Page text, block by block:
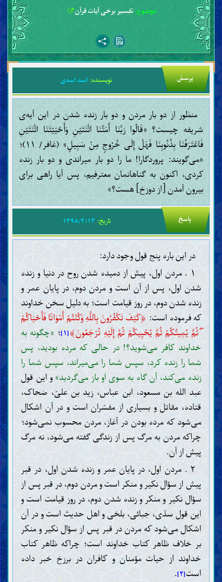
موضوع:تفسیر برخی آیات قرآن
پرسش نویسنده: اسد اسدی
منظور از دو بار مردن و دو بار زنده شدن در این آیه‌ی
شریفه چیست؟ «قَالُوا رَبَّنَا أَمَتَّنَا اثْنَتَيْنِ وَأَحْيَيْتَنَا اثْنَتَيْنِ
فَاعْتَرَفْنَا بِذُنُوبِنَا فَهَلْ إِلَى خُرُوجٍ مِنْ سَبِيلٍ» (غافر/ ۱۱)؛
«می‌گویند: پروردگارا! ما را دو بار میراندی و دو بار زنده
کردی، اکنون به گناهانمان معترفیم، پس آیا راهی برای
بیرون آمدن [از دوزخ] هست؟»
پاسخ تاریخ: ۱۳۹۸/۲/۱۳
در این باره پنج قول وجود دارد:
۱ . مردن اول، پیش از دمیده شدن روح در دنیا و زنده
شدن اول، پس از آن است و مردن دوم، در پایان عمر و
زنده شدن دوم، در روز قیامت است؛ به دلیل سخن خداوند
که فرموده است: ﴿كَيْفَ تَكْفُرُونَ بِاللَّهِ وَكُنْتُمْ أَمْوَاتًا فَأَحْيَاكُمْ
ۖ ثُمَّ يُمِيتُكُمْ ثُمَّ يُحْيِيكُمْ ثُمَّ إِلَيْهِ تُرْجَعُونَ﴾[۱] ؛ «چگونه به
خداوند کافر می‌شوید؟! در حالی که مرده بودید، پس
شما را زنده کرد، سپس شما را می‌میراند، سپس شما را
زنده می‌کند، آن گاه به سوی او باز می‌گردید»و این قول
عبد الله بن مسعود، ابن عباس، زید بن علیّ، ضحاک،
قتاده، مقاتل و بسیاری از مفسّران است و در آن اشکال
می‌شود که مرده بودن در آغاز، مردن محسوب نمی‌شود؛
چراکه مردن به مرگ پس از زندگی گفته می‌شود، نه مرگ
پیش از آن.
۲ . مردن اول، در پایان عمر و زنده شدن اول، در قبر
پیش از سؤال نکیر و منکر است و مردن دوم، در قبر پس از
سؤال نکیر و منکر و زنده شدن دوم، در روز قیامت است و
این قول سدّی، جبائی، بلخی و اهل حدیث است و در آن
اشکال می‌شود که مردن در قبر پس از سؤال نکیر و منکر
بر خلاف ظاهر کتاب خداوند است؛ چراکه ظاهر کتاب
خداوند از حیات مؤمنان و کافران در برزخ خبر داده
است[۲] .